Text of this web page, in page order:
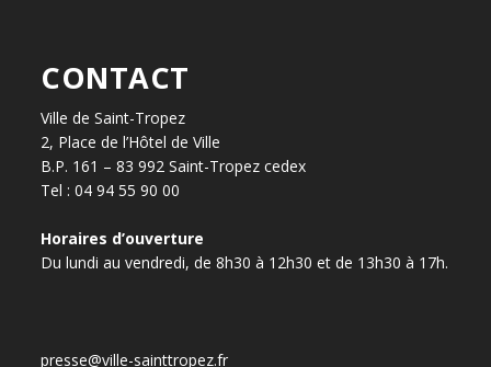
CONTACT
Ville de Saint-Tropez
2, Place de l’Hôtel de Ville
B.P. 161 – 83 992 Saint-Tropez cedex
Tel : 04 94 55 90 00
Horaires d’ouverture
Du lundi au vendredi, de 8h30 à 12h30 et de 13h30 à 17h.
presse@ville-sainttropez.fr